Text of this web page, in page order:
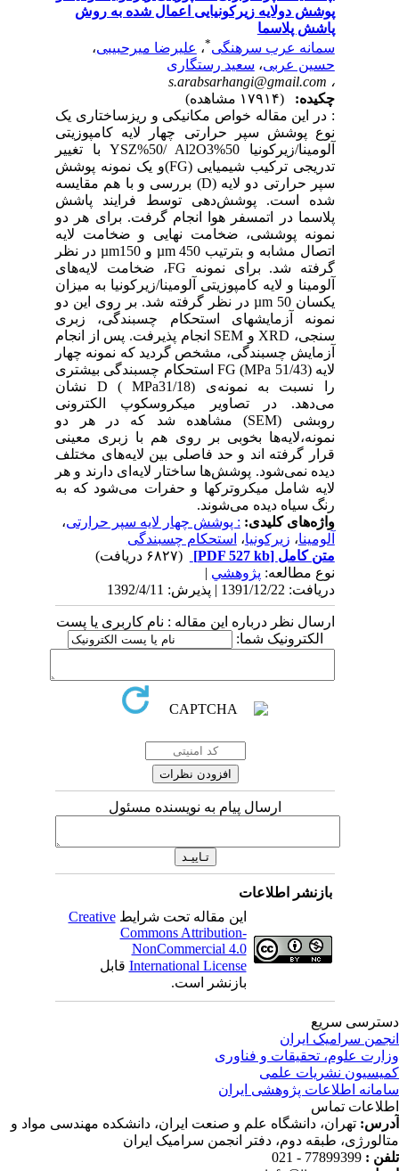
پوشش دولایه زیرکونیایی اعمال شده به روش
پاشش پلاسما
سمانه عرب سرهنگی ،علیرضا میرحبیبی،
حسین عربی،سعید رستگاری
s.arabsarhangi@gmail.com
چکیده:
: در این مقاله خواص مکانیکی و ریزساختاری یک
نوع پوشش سپر حرارتی چهار لایه کامپوزیتی
آلومینا/زیرکونیا YSZ%50/ Al2O3%50 با تغییر
تدریجی ترکیب شیمیایی (FG)و یک نمونه پوشش
سپر حرارتی دو لایه (D) بررسی و با هم مقایسه
شده است. پوشش‌دهی توسط فرایند پاشش
پلاسما در اتمسفر هوا انجام گرفت. برای هر دو
نمونه پوششی، ضخامت نهایی و ضخامت لایه
اتصال مشابه و بترتیب µm 450 و µm150 در نظر
گرفته شد. برای نمونه FG، ضخامت لایه‌های
آلومینا و لایه کامپوزیتی آلومینا/زیرکونیا به میزان
یکسان µm 50 در نظر گرفته شد. بر روی این دو
نمونه آزمایشهای استحکام چسبندگی، زبری
سنجی، XRD و SEM انجام پذیرفت. پس از انجام
آزمایش چسبندگی، مشخص گردید که نمونه چهار
لایه FG (MPa 51/43) استحکام چسبندگی بیشتری
را نسبت به نمونه‌ی D ( MPa31/18) نشان
می‌دهد. در تصاویر میکروسکوپ الکترونی
روبشی (SEM) مشاهده شد که در هر دو
نمونه،لایه‌ها بخوبی بر روی هم با زبری معینی
قرار گرفته اند و حد فاصلی بین لایه‌‌های مختلف
دیده نمی‌شود. پوشش‌ها ساختار لایه‌ای دارند و هر
لایه شامل میکروترکها و حفرات می‌شود که به
رنگ سیاه دیده می‌شوند.
واژه‌های کلیدی:: پوشش چهار لایه سپر حرارتی،
آلومینا،زیرکونیا،استحکام چسبندگی
متن کامل[PDF 527 kb]
نوع مطالعه:پژوهشي|
دریافت: 1391/12/22 | پذیرش: 1392/4/11
ارسال نظر درباره این مقاله : نام کاربری یا پست
الکترونیک شما:
ارسال پیام به نویسنده مسئول
بازنشر اطلاعات
این مقاله تحت شرایطCreative
Commons Attribution-
NonCommercial 4.0
International Licenseقابل
بازنشر است.
سریع
سرامیک ایران
علوم، تحقیقات و فناوری
نشریات علمی
اطلاعات پژوهشی ایران
تماس
تهران، دانشگاه علم و صنعت ایران، دانشکده مهندسی مواد و
طبقه دوم، دفتر انجمن سرامیک ایران
:
77899399 - 021